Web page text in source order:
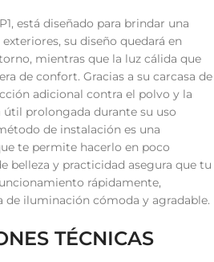
está diseñado para brindar una
exteriores, su diseño quedará en
mientras que la luz cálida que
de confort. Gracias a su carcasa de
adicional contra el polvo y la
prolongada durante su uso
de instalación es una
te permite hacerlo en poco
belleza y practicidad asegura que tu
rápidamente,
de iluminación cómoda y agradable.
TÉCNICAS